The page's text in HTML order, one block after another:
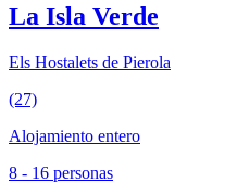
La Isla Verde
Els Hostalets de Pierola
(27)
Alojamiento entero
8 - 16 personas